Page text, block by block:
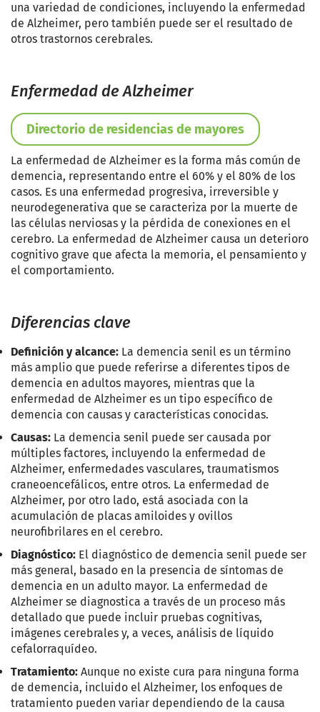
una variedad de condiciones, incluyendo la enfermedad
de Alzheimer, pero también puede ser el resultado de
otros trastornos cerebrales.
Enfermedad de Alzheimer
Directorio de residencias de mayores
La enfermedad de Alzheimer es la forma más común de
demencia, representando entre el 60% y el 80% de los
casos. Es una enfermedad progresiva, irreversible y
neurodegenerativa que se caracteriza por la muerte de
las células nerviosas y la pérdida de conexiones en el
cerebro. La enfermedad de Alzheimer causa un deterioro
cognitivo grave que afecta la memoria, el pensamiento y
el comportamiento.
Diferencias clave
Definición y alcance: La demencia senil es un término
más amplio que puede referirse a diferentes tipos de
demencia en adultos mayores, mientras que la
enfermedad de Alzheimer es un tipo específico de
demencia con causas y características conocidas.
Causas: La demencia senil puede ser causada por
múltiples factores, incluyendo la enfermedad de
Alzheimer, enfermedades vasculares, traumatismos
craneoencefálicos, entre otros. La enfermedad de
Alzheimer, por otro lado, está asociada con la
acumulación de placas amiloides y ovillos
neurofibrilares en el cerebro.
Diagnóstico: El diagnóstico de demencia senil puede ser
más general, basado en la presencia de síntomas de
demencia en un adulto mayor. La enfermedad de
Alzheimer se diagnostica a través de un proceso más
detallado que puede incluir pruebas cognitivas,
imágenes cerebrales y, a veces, análisis de líquido
cefalorraquídeo.
Tratamiento: Aunque no existe cura para ninguna forma
de demencia, incluido el Alzheimer, los enfoques de
tratamiento pueden variar dependiendo de la causa